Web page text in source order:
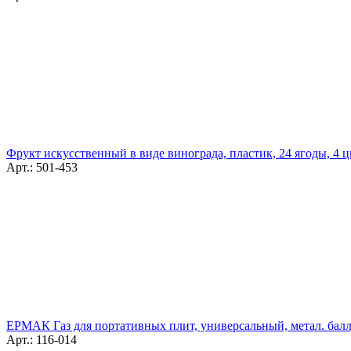
Фрукт искусственный в виде винограда, пластик, 24 ягоды, 4
Арт.: 501-453
ЕРМАК Газ для портативных плит, универсальный, метал.
Арт.: 116-014